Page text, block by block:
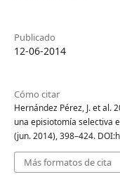
Publicado
12-06-2014
Cómo citar
Hernández Pérez, J. et al.
una episiotomía selectiva
(jun. 2014), 398–424.
Más formatos de cita